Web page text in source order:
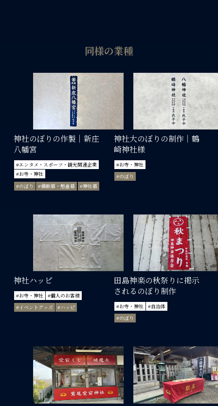
同様の業種
神社のぼりの作製｜新庄
八幡宮
#エンタメ・スポーツ・観光関連企業
#お寺・神社
#のぼり
#横断幕・懸垂幕 #神社幕
神社大のぼりの制作｜鶴
崎神社様
#お寺・神社
#のぼり
神社ハッピ
#お寺・神社
#個人のお客様
#イベントグッズ
#ハッピ
田島神楽の秋祭りに掲示
されるのぼり制作
#お寺・神社
#自治体
#のぼり